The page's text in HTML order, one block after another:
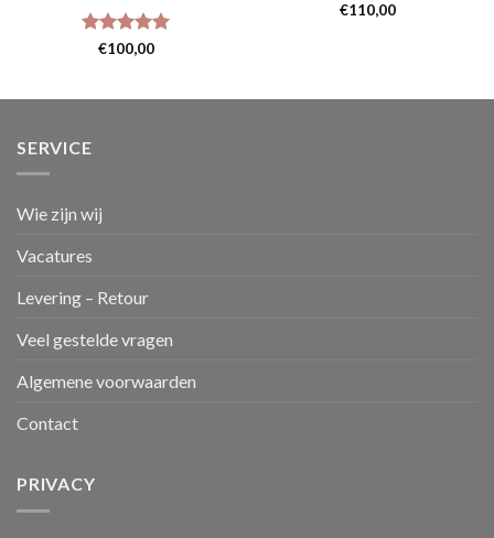
Gewaardeerd
€100,00
€110,00
SERVICE
Wie zijn wij
Vacatures
Levering – Retour
Veel gestelde vragen
Algemene voorwaarden
Contact
PRIVACY